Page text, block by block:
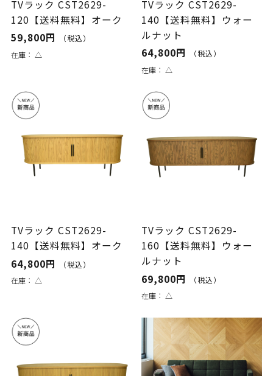
TVラック CST2629-
120【送料無料】オーク
59,800円
（税込）
在庫： △
TVラック CST2629-
140【送料無料】ウォー
ルナット
64,800円
（税込）
在庫： △
TVラック CST2629-
140【送料無料】オーク
64,800円
（税込）
在庫： △
TVラック CST2629-
160【送料無料】ウォー
ルナット
69,800円
（税込）
在庫： △